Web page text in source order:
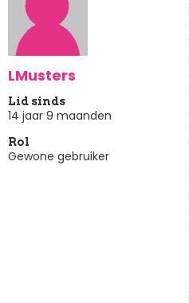
LMusters
Lid sinds
14 jaar 9 maanden
Rol
Gewone gebruiker